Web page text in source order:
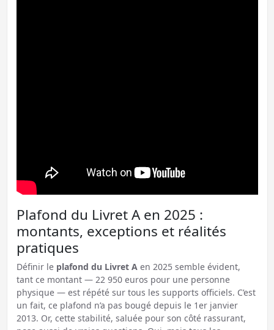
Plafond du Livret A en 2025 :
montants, exceptions et réalités
pratiques
Définir le plafond du Livret A en 2025 semble évident,
tant ce montant — 22 950 euros pour une personne
physique — est répété sur tous les supports officiels. C’est
un fait, ce plafond n’a pas bougé depuis le 1er janvier
2013. Or, cette stabilité, saluée pour son côté rassurant,